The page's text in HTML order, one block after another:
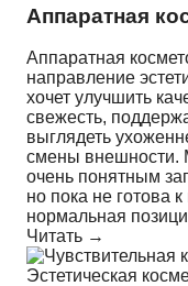
Аппаратная
Аппаратная
направление
хочет улучшить
свежесть,
выглядеть
смены внешности.
очень понятным
но пока не готова
нормальная
Читать →
Эстетическая